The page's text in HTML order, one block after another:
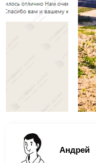
Андрей